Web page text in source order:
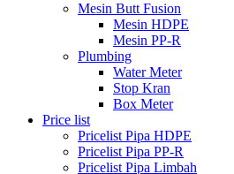
Mesin Butt Fusion
Mesin HDPE
Mesin PP-R
Plumbing
Water Meter
Stop Kran
Box Meter
Price list
Pricelist Pipa HDPE
Pricelist Pipa PP-R
Pricelist Pipa Limbah